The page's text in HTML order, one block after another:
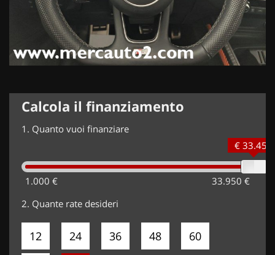
Calcola il finanziamento
1. Quanto vuoi finanziare
1.000 € 33.950 €
€ 33.450
2. Quante rate desideri
12 24 36 48 60